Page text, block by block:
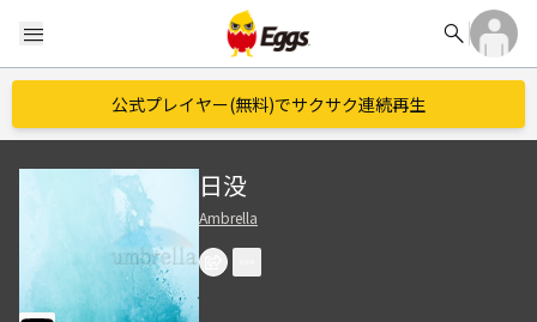
menu search
公式プレイヤー(無料)でサクサク連続再生
日没
Ambrella